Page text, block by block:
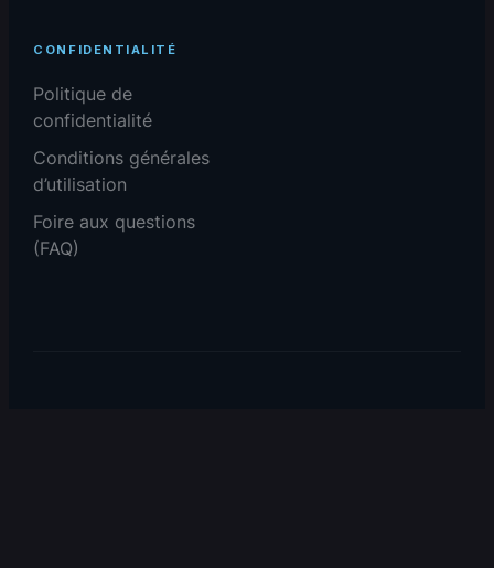
CONFIDENTIALITÉ
Politique de
confidentialité
Conditions générales
d’utilisation
Foire aux questions
(FAQ)